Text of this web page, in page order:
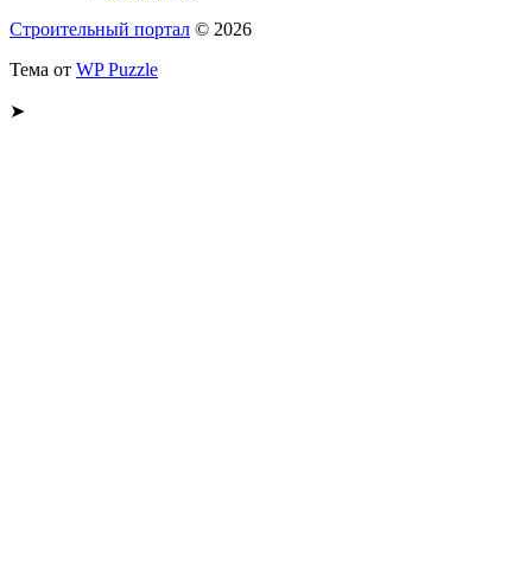
Строительный портал © 2026
Тема от WP Puzzle
➤